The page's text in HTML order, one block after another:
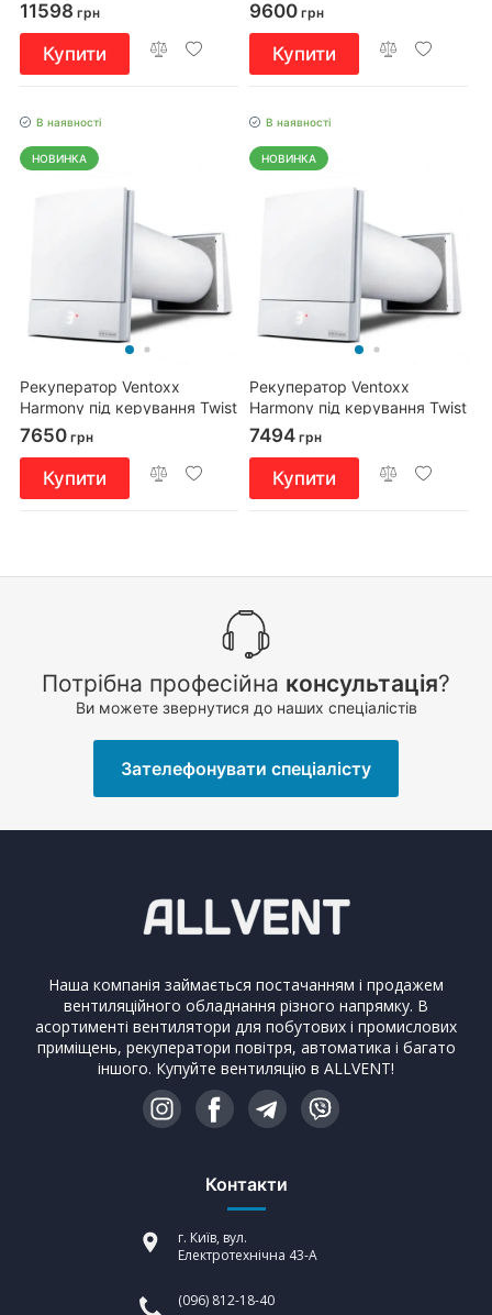
11598 грн
Купити
9600 грн
Купити
В наявності
НОВИНКА
Рекуператор Ventoxx
Harmony під керування Twist
з зовнішнім ковпаком,
повітропровід 0,75м
7650 грн
Купити
В наявності
НОВИНКА
Рекуператор Ventoxx
Harmony під керування Twist
з зовнішнім ковпаком,
повітропровід 0,5м
7494 грн
Купити
Потрібна професійна консультація?
Ви можете звернутися до наших спеціалістів
Зателефонувати спеціалісту
Наша компанія займається постачанням і продажем
вентиляційного обладнання різного напрямку. В
асортименті вентилятори для побутових і промислових
приміщень, рекуператори повітря, автоматика і багато
іншого. Купуйте вентиляцію в ALLVENT!
Контакти
г. Київ, вул.
Електротехнічна 43-А
(096) 812-18-40